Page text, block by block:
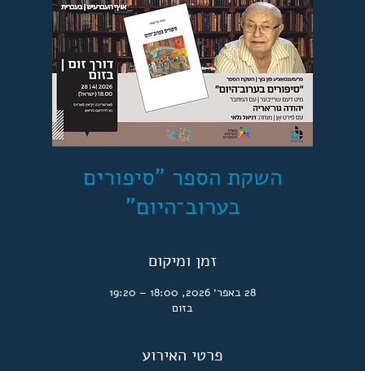
השקת הספר "סיפורים
בערוב־היום"
זמן ומיקום
28 באפר׳ 2026, 18:00 – 19:20
בזום
פרטי האירוע